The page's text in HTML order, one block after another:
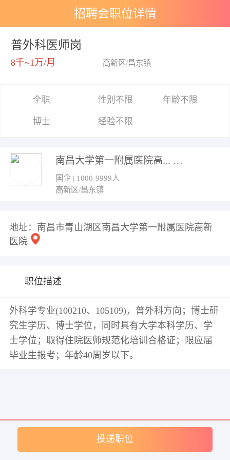
招聘会职位详情
普外科医师岗
8千~1万/月 高新区/昌东镇
全职 性别不限 年龄不限
博士 经验不限
南昌大学第一附属医院高...
国企 | 1000-9999人
高新区/昌东镇
地址：南昌市青山湖区南昌大学第一附属医院高新
医院
职位描述
外科学专业(100210、105109)，普外科方向；博士研
究生学历、博士学位，同时具有大学本科学历、学
士学位；取得住院医师规范化培训合格证；限应届
毕业生报考；年龄40周岁以下。
投递职位